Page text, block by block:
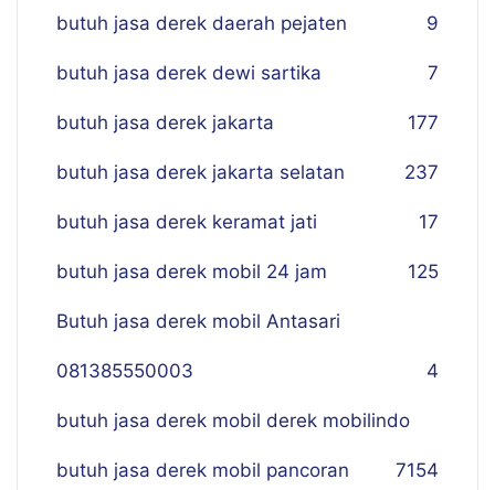
butuh jasa derek daerah pejaten 9
butuh jasa derek dewi sartika 7
butuh jasa derek jakarta 177
butuh jasa derek jakarta selatan 237
butuh jasa derek keramat jati 17
butuh jasa derek mobil 24 jam 125
Butuh jasa derek mobil Antasari
081385550003 4
butuh jasa derek mobil derek mobilindo
154
butuh jasa derek mobil pancoran 7